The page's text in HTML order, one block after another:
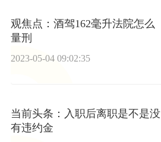
观焦点：酒驾162毫升法院怎么
量刑
2023-05-04 09:02:35
当前头条：入职后离职是不是没
有违约金